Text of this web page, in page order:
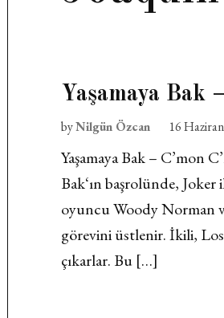
Yaşamaya Bak
byNilgün Özcan 16
Yaşamaya Bak – C’mon
Bak‘ın başrolünde,
oyuncu Woody Norman
görevini üstlenir. İkili, Los
çıkarlar. Bu […]